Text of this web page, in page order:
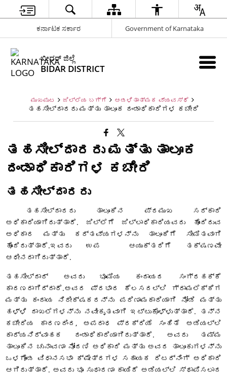
ಕರ್ನಾಟಕ ಸರ್ಕಾರ Government of Karnataka
ಬೀದರ್ ಜಿಲ್ಲೆ
BIDAR DISTRICT
ಮುಖಪುಟ ಜಿಲ್ಲೆಯ ಬಗ್ಗೆ ಆಡಳಿತಾತ್ಮಕ ವ್ಯವಸ್ಥೆ
ತಹಸೀಲ್ದಾರರು ಮತ್ತು ತಾಲೂಕ ದಂಡಾಧಿಕಾರಿಗಳ ಕಚೇರಿ
ತಹಸೀಲ್ದಾರರು ಮತ್ತು ತಾಲೂಕ
ದಂಡಾಧಿಕಾರಿಗಳ ಕಚೇರಿ
ತಹಸೀಲ್ದಾರರು
ತಹಸೀಲ್ದಾರರು ತಾಲೂಕಿನ ಪ್ರಮುಖ ಸರ್ಕಾರಿ
ಅಧಿಕಾರಿಯಾಗಿರುತ್ತಾರೆ. ಜಿಲ್ಲೆಗೆ ಜಿಲ್ಲಾಧಿಕಾರಿಯವರು ಹೊಂದಿರುವ
ಅಧಿಕಾರ ಮತ್ತು ಕರ್ತವ್ಯಗಳನ್ನು ತಾಲೂಕಿಗೆ ಸೀಮಿತವಾಗಿ
ಹೊಂದಿರುತ್ತಾರೆ.ಇವರು ಉಪ ಆಯುಕ್ತರಿಗೆ ತಕ್ಷಣವೇ
ಆಧೀನರಾಗಿರುತ್ತಾರೆ.
ತಹಸೀಲ್ದಾರ್ ಅವರು ಭೂಮಿಯ ಕಂದಾಯದ ಸಂಗ್ರಹಕ್ಕೆ
ಕಾರಣರಾಗಿದ್ದಾರೆ.ಅವರ ಪ್ರಭಾರ ಕೆಲಸದಲ್ಲಿ ಗ್ರಾಮಲೆಕ್ಕಿಗ
ಮತ್ತು ಕಂದಾಯ ನಿರೀಕ್ಷಕರನ್ನು ಪರಿಣಾಮಕಾರಿಯಾಗಿ ನೋಡಿ ಮತ್ತು
ಹಳ್ಳಿ ದಾಖಲೆಗಳನ್ನು ನವೀಕೃತವಾಗಿ ಇಟ್ಟುಕೊಳ್ಳುತ್ತಾರೆ. ತನ್ನ
ಕಚೇರಿಯ ಕಾರಣದಿಂದ, ಅಪರಾಧ ಪ್ರಕ್ರಿಯೆ ಸಂಹಿತೆ ಅಡಿಯಲ್ಲಿ
ಕಾರ್ಯನಿರ್ವಾಹಕ ದಂಡಾಧಿಕಾರಿಯಾಗಿರುತ್ತಾರೆ. ಅವರು ತಮ್ಮ
ತಾಲೂಕಿನ ಚುನಾವಣಾ ನೋಂದಣಿ ಅಧಿಕಾರಿ ಮತ್ತು ಅವರ ತಾಲೂಕುಗಳನ್ನು
ಒಳಗೊಂಡ ವಿಧಾನಸಭಾ ಕ್ಷೇತ್ರಗಳ ಸಹಾಯಕ ರಿಟರ್ನಿಂಗ್ ಅಧಿಕಾರಿ
ಆಗಿರುತ್ತಾರೆ. ಅವರು ಭೂ ಸುಧಾರಣಾ ಕಾಯಿದೆ ಅಡಿಯಲ್ಲಿ ಸ್ಥಾಪಿಸಲಾದ